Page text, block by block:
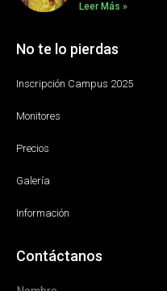
Leer Más »
No te lo pierdas
Inscripción Campus 2025
Monitores
Precios
Galería
Información
Contáctanos